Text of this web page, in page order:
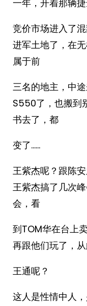
一年，开着那辆
竞价市场进入了
进军土地了，在
属于前
三名的地主，中
S550了，也搬到
书去了，都
变了……
王紫杰呢？跟陈
王紫杰搞了几次
会，看
到TOM华在台上
再跟他们玩了，
王通呢？
这人是性情中人